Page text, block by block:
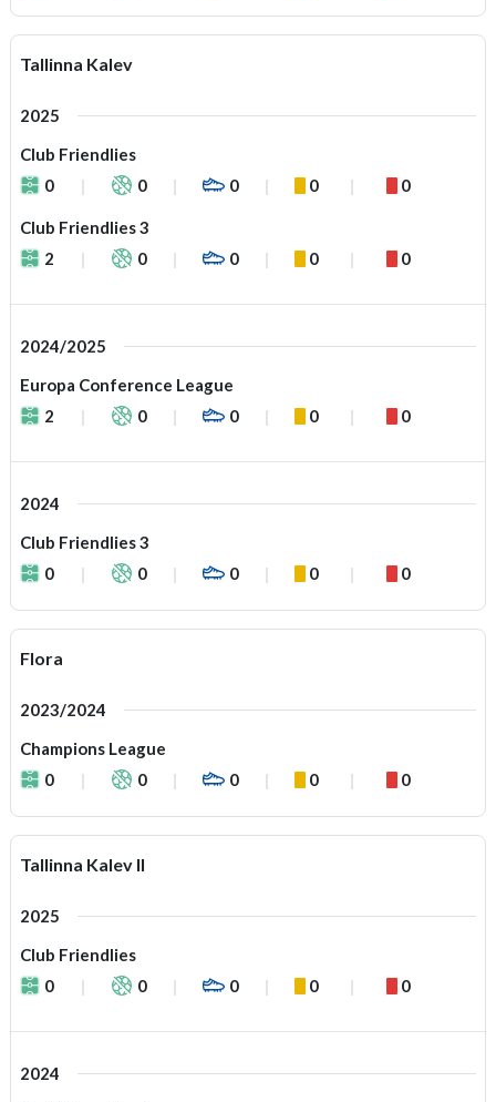
Tallinna Kalev
2025
Club Friendlies
0
0 0 0 0
Club Friendlies 3
2
0 0 0 0
2024/2025
Europa Conference League
2
0 0 0 0
2024
Club Friendlies 3
0
0 0 0 0
Flora
2023/2024
Champions League
0
0 0 0 0
Tallinna Kalev II
2025
Club Friendlies
0
0 0 0 0
2024